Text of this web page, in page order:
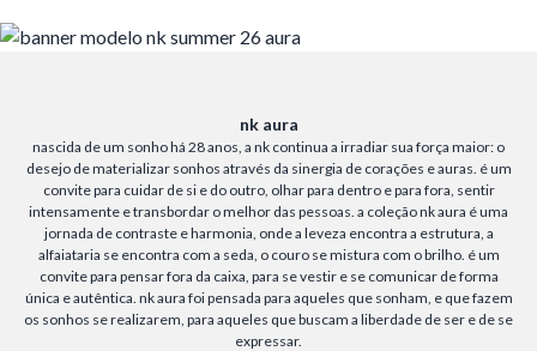
nk aura
nascida de um sonho há 28 anos, a nk continua a irradiar sua força maior: o
desejo de materializar sonhos através da sinergia de corações e auras. é um
convite para cuidar de si e do outro, olhar para dentro e para fora, sentir
intensamente e transbordar o melhor das pessoas. a coleção nk aura é uma
jornada de contraste e harmonia, onde a leveza encontra a estrutura, a
alfaiataria se encontra com a seda, o couro se mistura com o brilho. é um
convite para pensar fora da caixa, para se vestir e se comunicar de forma
única e autêntica. nk aura foi pensada para aqueles que sonham, e que fazem
os sonhos se realizarem, para aqueles que buscam a liberdade de ser e de se
expressar.